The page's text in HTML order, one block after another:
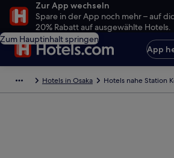
Zur App wechseln
Spare in der App noch mehr – auf
20% Rabatt auf ausgewählte Hotels.
Zum Hauptinhalt springen
App
Hotels in Osaka Hotels nahe Station